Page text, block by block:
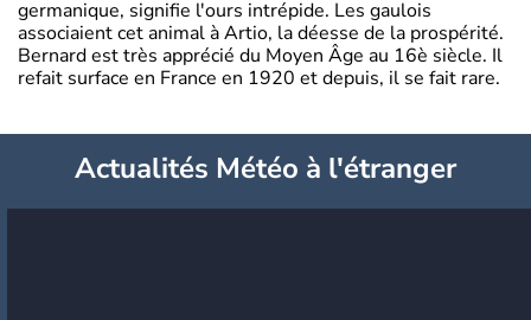
germanique, signifie l'ours intrépide. Les gaulois
associaient cet animal à Artio, la déesse de la prospérité.
Bernard est très apprécié du Moyen Âge au 16è siècle. Il
refait surface en France en 1920 et depuis, il se fait rare.
Actualités Météo à l'étranger